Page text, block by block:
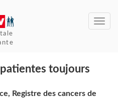
toujours
Registre des cancers de